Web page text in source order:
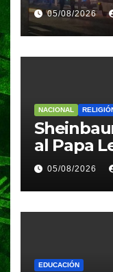
Coppel
Puebla;
y
05/08/2026
NACIONAL
al Papa
durante
América
05/08/2026
EDUCACIÓN